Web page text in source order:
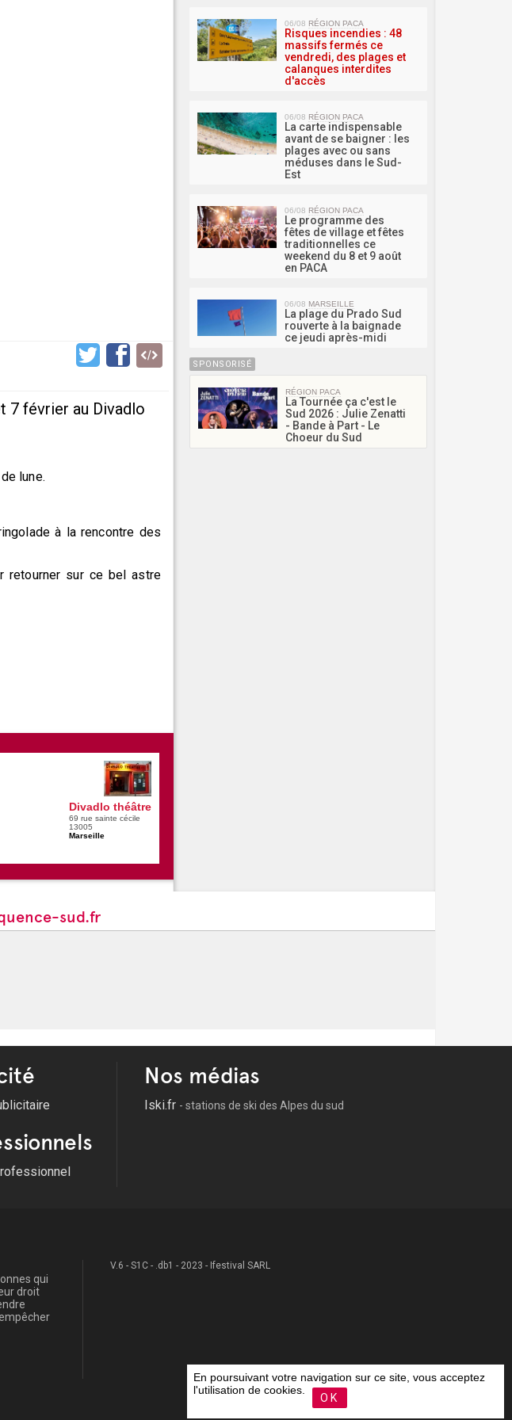
7 février au Divadlo
lune.
à la rencontre des
retourner sur ce bel astre
Divadlo théâtre
69 rue sainte cécile
13005
Marseille
06/08 RÉGION PACA
Risques incendies : 48
massifs fermés ce
vendredi, des plages et
calanques interdites
d'accès
06/08 RÉGION PACA
La carte indispensable
avant de se baigner : les
plages avec ou sans
méduses dans le Sud-
Est
06/08 RÉGION PACA
Le programme des
fêtes de village et fêtes
traditionnelles ce
weekend du 8 et 9 août
en PACA
06/08 MARSEILLE
La plage du Prado Sud
rouverte à la baignade
ce jeudi après-midi
SPONSORISÉ
RÉGION PACA
La Tournée ça c'est le
Sud 2026 : Julie Zenatti
- Bande à Part - Le
Choeur du Sud
sud.fr
Nos médias
Iski.fr - stations de ski des Alpes du sud
qui
droit
V.6 - S1C - .db1 - 2023 - Ifestival SARL
En poursuivant votre navigation sur ce site, vous acceptez
l'utilisation de cookies.
OK